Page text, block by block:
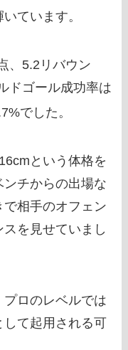
ています。
、5.2リバウン
ドゴール成功率は
でした。
という体格を
チからの出場な
相手のオフェン
を見せていまし
ロのレベルでは
して起用される可